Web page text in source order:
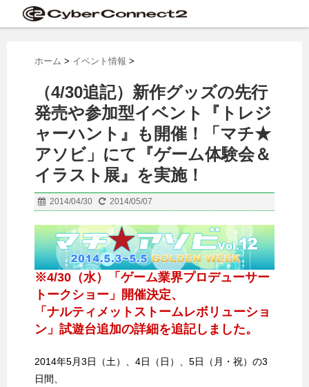
ホーム > イベント情報 >
（4/30追記）新作グッズの先行
発売や参加型イベント『トレジ
ャーハント』も開催！「マチ★
アソビ」にて『ゲーム体験会＆
イラスト展』を実施！
2014/04/30 2014/05/07
※4/30（水）「ゲーム業界プロデューサー
トークショー」開催決定、
「ナルティメットストームレボリューショ
ン」試遊台追加の詳細を追記しました。
2014年5月3日（土）、4日（日）、5日（月・祝）の3
日間、